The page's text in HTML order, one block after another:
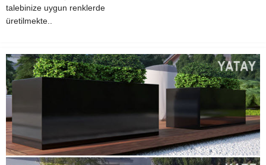
talebinize uygun renklerde
üretilmekte..